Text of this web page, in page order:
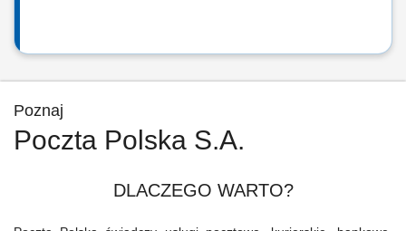
Poznaj
Poczta Polska S.A.
DLACZEGO WARTO?